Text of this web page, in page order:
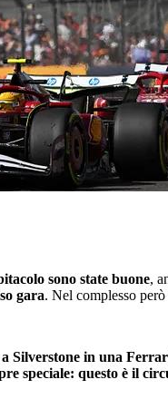
sono state buone,
gara. Nel complesso
Silverstone in una
speciale: questo è il